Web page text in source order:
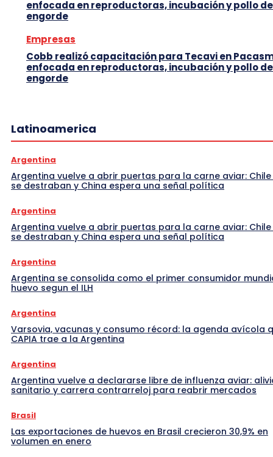
enfocada en reproductoras, incubación y pollo de
engorde
Empresas
Cobb realizó capacitación para Tecavi en
enfocada en reproductoras, incubación y pollo de
engorde
Latinoamerica
Argentina
Argentina vuelve a abrir puertas para la carne aviar: Chile
se destraban y China espera una señal política
Argentina
Argentina vuelve a abrir puertas para la carne aviar: Chile
se destraban y China espera una señal política
Argentina
Argentina se consolida como el primer consumidor
huevo segun el ILH
Argentina
Varsovia, vacunas y consumo récord: la agenda avícola
CAPIA trae a la Argentina
Argentina
Argentina vuelve a declararse libre de influenza aviar:
sanitario y carrera contrarreloj para reabrir mercados
Brasil
Las exportaciones de huevos en Brasil crecieron 30,9% en
volumen en enero